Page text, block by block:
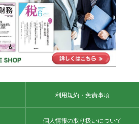
利用規約・免責事項
個人情報の取り扱いについて